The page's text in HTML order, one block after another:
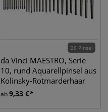
26 Pinsel
da Vinci MAESTRO, Serie
10, rund Aquarellpinsel aus
Kolinsky-Rotmarderhaar
ab9,33 €